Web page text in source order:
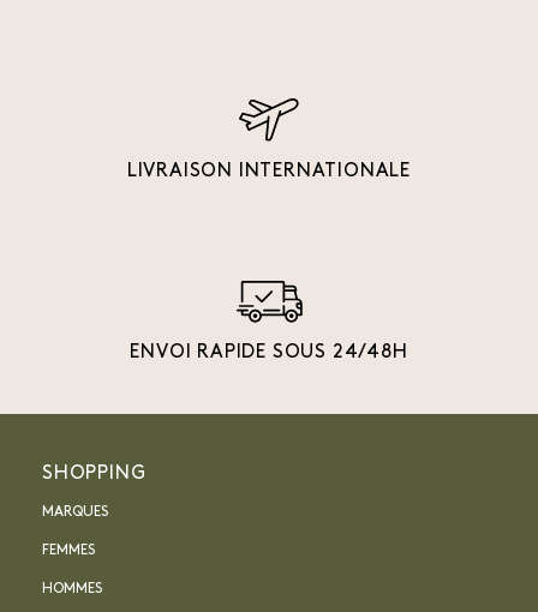
LIVRAISON INTERNATIONALE
ENVOI RAPIDE SOUS 24/48H
SHOPPING
MARQUES
FEMMES
HOMMES